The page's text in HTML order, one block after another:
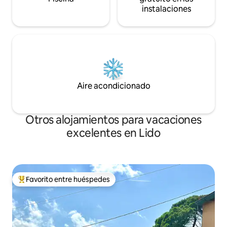
instalaciones
Aire acondicionado
Otros alojamientos para vacaciones
excelentes en Lido
Favorito entre huéspedes preferido
Favorito entre huéspedes